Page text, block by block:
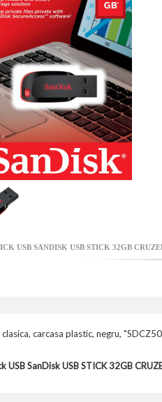
USB SANDISK USB STICK 32GB
clasica, carcasa plastic, negru,
USB SanDisk USB STICK 32GB